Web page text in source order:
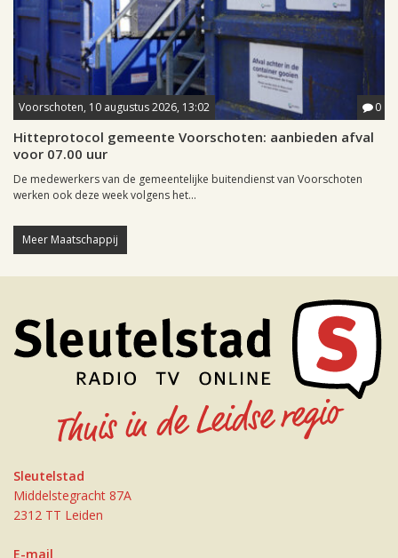
Voorschoten, 10 augustus 2026, 13:02 0
Hitteprotocol gemeente Voorschoten: aanbieden afval
voor 07.00 uur
De medewerkers van de gemeentelijke buitendienst van Voorschoten
werken ook deze week volgens het...
Meer Maatschappij
Sleutelstad
Middelstegracht 87A
2312 TT Leiden
E-mail